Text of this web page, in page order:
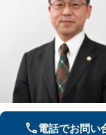
電話でお問い